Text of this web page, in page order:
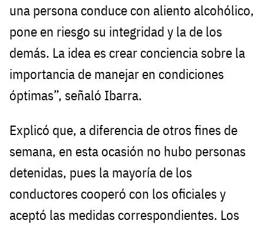
una persona conduce con aliento alcohólico,
pone en riesgo su integridad y la de los
demás. La idea es crear conciencia sobre la
importancia de manejar en condiciones
óptimas”, señaló Ibarra.
Explicó que, a diferencia de otros fines de
semana, en esta ocasión no hubo personas
detenidas, pues la mayoría de los
conductores cooperó con los oficiales y
aceptó las medidas correspondientes. Los